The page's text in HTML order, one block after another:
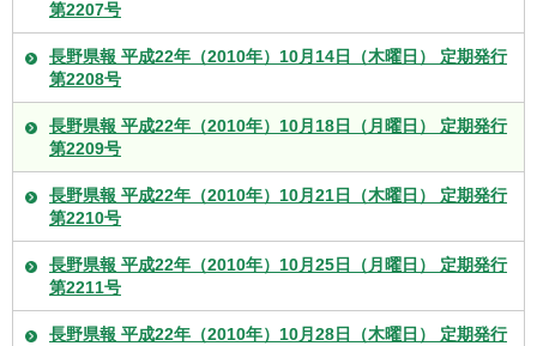
第2207号
長野県報 平成22年（2010年）10月14日（木曜日） 定期発行
第2208号
長野県報 平成22年（2010年）10月18日（月曜日） 定期発行
第2209号
長野県報 平成22年（2010年）10月21日（木曜日） 定期発行
第2210号
長野県報 平成22年（2010年）10月25日（月曜日） 定期発行
第2211号
長野県報 平成22年（2010年）10月28日（木曜日） 定期発行